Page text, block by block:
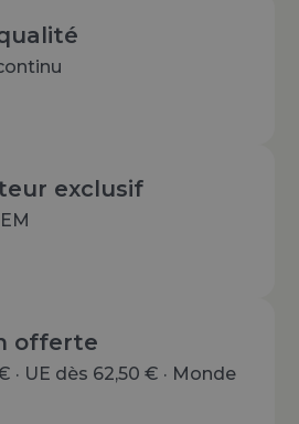
exclusif
offerte
· UE dès 62,50 € · Monde